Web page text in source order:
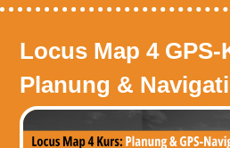
Locus Map 4 GPS-
Planung &